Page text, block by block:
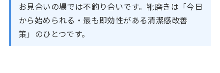
お見合いの場では不釣り合いです。靴磨きは「今日
から始められる・最も即効性がある清潔感改善
策」のひとつです。